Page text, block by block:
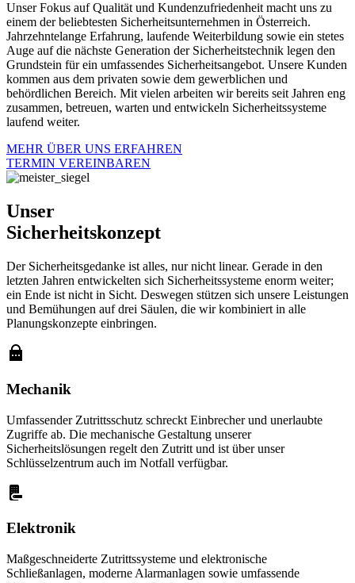
Unser Fokus auf Qualität und Kundenzufriedenheit macht uns zu
einem der beliebtesten Sicherheitsunternehmen in Österreich.
Jahrzehntelange Erfahrung, laufende Weiterbildung sowie ein stetes
Auge auf die nächste Generation der Sicherheitstechnik legen den
Grundstein für ein umfassendes Sicherheitsangebot. Unsere Kunden
kommen aus dem privaten sowie dem gewerblichen und
behördlichen Bereich. Mit vielen arbeiten wir bereits seit Jahren eng
zusammen, betreuen, warten und entwickeln Sicherheitssysteme
laufend weiter.
MEHR ÜBER UNS ERFAHREN
TERMIN VEREINBAREN
Unser
Sicherheitskonzept
Der Sicherheitsgedanke ist alles, nur nicht linear. Gerade in den
letzten Jahren entwickelten sich Sicherheitssysteme enorm weiter;
ein Ende ist nicht in Sicht. Deswegen stützen sich unsere Leistungen
und Bemühungen auf drei Säulen, die wir kombiniert in alle
Planungskonzepte einbringen.
Mechanik
Umfassender Zutrittsschutz schreckt Einbrecher und unerlaubte
Zugriffe ab. Die mechanische Gestaltung unserer
Sicherheitslösungen regelt den Zutritt und ist über unser
Schlüsselzentrum auch im Notfall verfügbar.
Elektronik
Maßgeschneiderte Zutrittssysteme und elektronische
Schließanlagen, moderne Alarmanlagen sowie umfassende